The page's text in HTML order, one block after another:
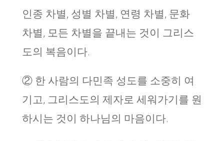
인종 차별, 성별 차별, 연령 차별, 문화
차별, 모든 차별을 끝내는 것이 그리스
도의 복음이다.
② 한 사람의 다민족 성도를 소중히 여
기고, 그리스도의 제자로 세워가기를 원
하시는 것이 하나님의 마음이다.